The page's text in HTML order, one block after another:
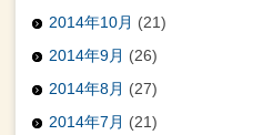
2014年10月 (21)
2014年9月 (26)
2014年8月 (27)
2014年7月 (21)